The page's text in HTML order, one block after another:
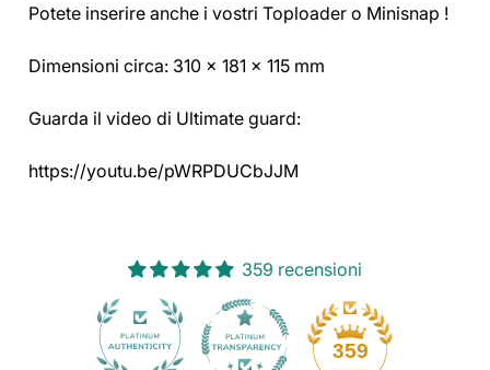
Potete inserire anche i vostri Toploader o Minisnap !
Dimensioni circa: 310 × 181 × 115 mm
Guarda il video di Ultimate guard:
https://youtu.be/pWRPDUCbJJM
359 recensioni
359